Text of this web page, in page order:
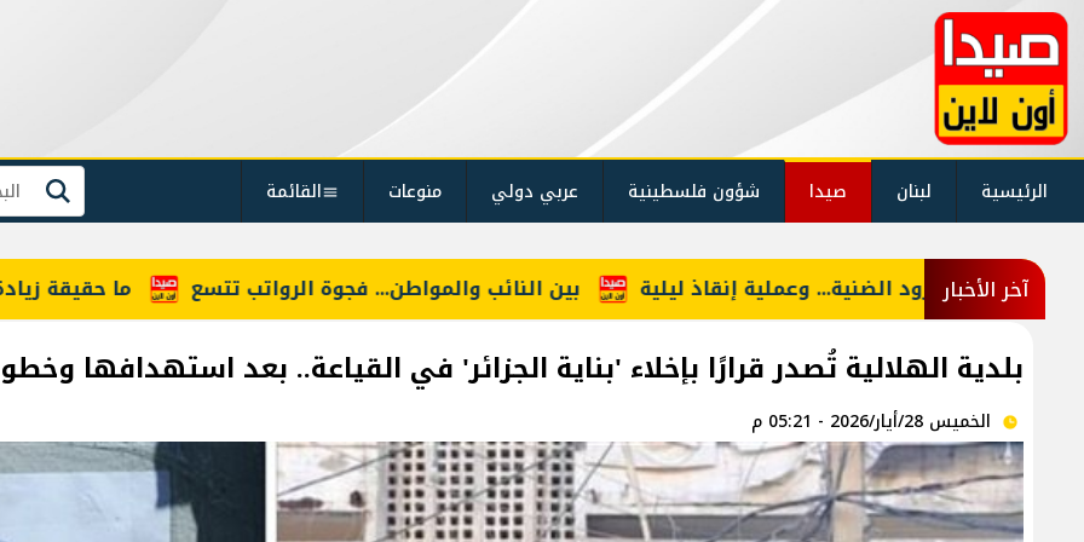
الرئيسية لبنان صيدا شؤون فلسطينية عربي دولي منوعات القائمة بحث
آخر الأخبار أبٌ ما حقيقة زيادة أسعار البنزين؟ بين النائب والمواطن... فجوة الرواتب تتسع وعملية إنقاذ ليلية
بلدية الهلالية تُصدر قرارًا بإخلاء 'بناية الجزائر' في القياعة.. بعد استهدافها
الخميس 28/أيار/2026 - 05:21 م